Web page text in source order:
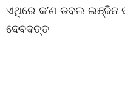
ଏଥିରେ କ’ଣ ଡବଲ ଇଞ୍ଜିନ
ଦେବଦତ୍ତ